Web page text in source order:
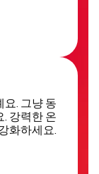
. 그냥 동
강력한 온
화하세요.